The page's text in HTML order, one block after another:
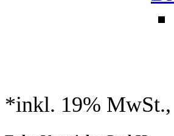
*inkl. 19% MwSt.,